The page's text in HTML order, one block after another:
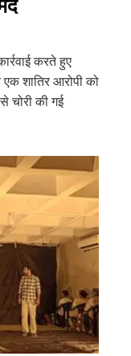
करते हुए
शातिर आरोपी को
चोरी की गई